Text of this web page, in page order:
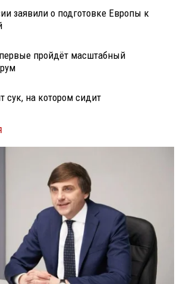
заявили о подготовке Европы к
пройдёт масштабный
сук, на котором сидит